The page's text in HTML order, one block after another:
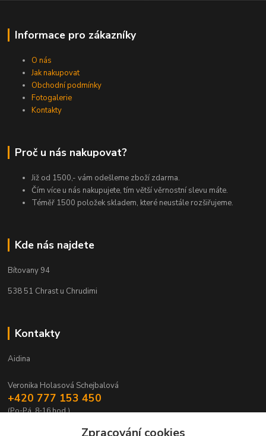
Informace pro zákazníky
O nás
Jak nakupovat
Obchodní podmínky
Fotogalerie
Kontakty
Proč u nás nakupovat?
Již od 1500,- vám odešleme zboží zdarma.
Čím více u nás nakupujete, tím větší věrnostní slevu máte.
Téměř 1500 položek skladem, které neustále rozšiřujeme.
Kde nás najdete
Bítovany 94
538 51 Chrast u Chrudimi
Kontakty
Aidina
Veronika Holasová Schejbalová
+420 777 153 450
(Po-Pá, 8-16 hod.)
eshop@aidina.czZpracování cookies